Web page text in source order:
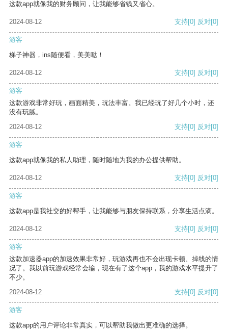
这款app就像我的财务顾问，让我能够省钱又省心。
2024-08-12 支持[0] 反对[0]
游客
梯子神器，ins随便看，美美哒！
2024-08-12 支持[0] 反对[0]
游客
这款游戏非常好玩，画面精美，玩法丰富。我已经玩了好几个小时，还
没有玩腻。
2024-08-12
支持[0] 反对[0]
游客
这款app就像我的私人助理，随时随地为我的办公提供帮助。
2024-08-12 支持[0] 反对[0]
游客
这款app是我社交的好帮手，让我能够与朋友保持联系，分享生活点滴。
2024-08-12 支持[0] 反对[0]
游客
这款加速器app的加速效果非常好，玩游戏再也不会出现卡顿、掉线的情
况了。我以前玩游戏经常会输，现在有了这个app，我的游戏水平提升了
不少。
2024-08-12
支持[0] 反对[0]
游客
这款app的用户评论非常真实，可以帮助我做出更准确的选择。